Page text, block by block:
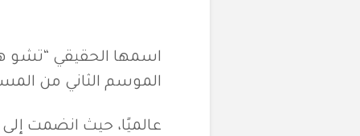
الموسم الثاني من
عالميًا، حيث انضمت إلى